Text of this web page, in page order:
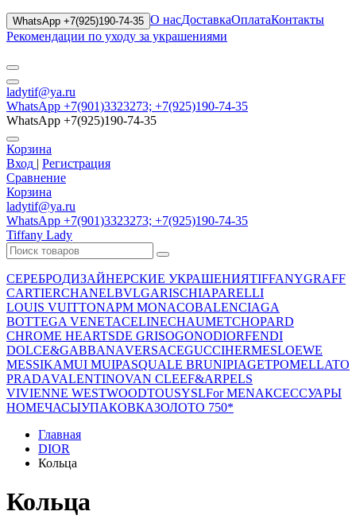
WhatsApp +7(925)190-74-35 О насДоставкаОплатаКонтакты
Рекомендации по уходу за украшениями
ladytif@ya.ru
WhatsApp +7(901)3323273; +7(925)190-74-35
WhatsApp +7(925)190-74-35
Корзина
Вход | Регистрация
Сравнение
Корзина
ladytif@ya.ru
WhatsApp +7(901)3323273; +7(925)190-74-35
Tiffany Lady
СЕРЕБРОДИЗАЙНЕРСКИЕ УКРАШЕНИЯTIFFANYGRAFF
CARTIERCHANELBVLGARISCHIAPARELLI
LOUIS VUITTONAPM MONACOBALENCIAGA
BOTTEGA VENETACELINECHAUMETCHOPARD
CHROME HEARTSDE GRISOGONODIORFENDI
DOLCE&GABBANAVERSACEGUCCIHERMESLOEWE
MESSIKAMUI MUIPASQUALE BRUNIPIAGETPOMELLATO
PRADAVALENTINOVAN CLEEF&ARPELS
VIVIENNE WESTWOODTOUSYSLFor MENАКСЕССУАРЫ
HOMEЧАСЫУПАКОВКАЗОЛОТО 750*
Главная
DIOR
Кольца
Кольца